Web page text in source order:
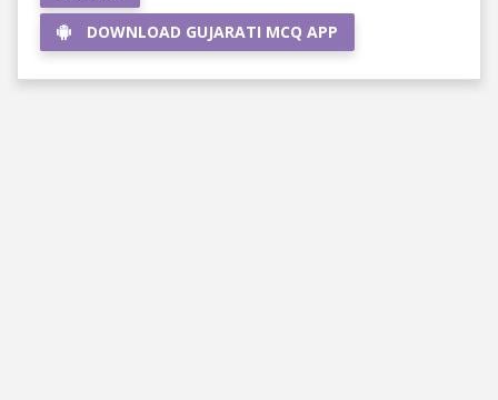
DOWNLOAD GUJARATI MCQ APP